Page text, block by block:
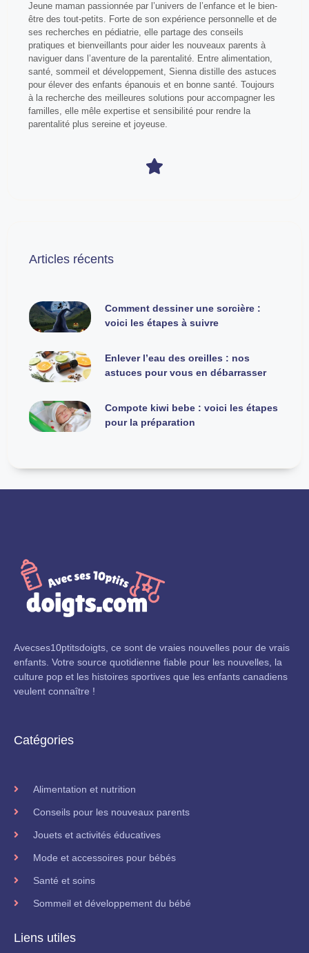
Jeune maman passionnée par l’univers de l’enfance et le bien-
être des tout-petits. Forte de son expérience personnelle et de
ses recherches en pédiatrie, elle partage des conseils
pratiques et bienveillants pour aider les nouveaux parents à
naviguer dans l’aventure de la parentalité. Entre alimentation,
santé, sommeil et développement, Sienna distille des astuces
pour élever des enfants épanouis et en bonne santé. Toujours
à la recherche des meilleures solutions pour accompagner les
familles, elle mêle expertise et sensibilité pour rendre la
parentalité plus sereine et joyeuse.
Articles récents
Comment dessiner une sorcière :
voici les étapes à suivre
Enlever l’eau des oreilles : nos
astuces pour vous en débarrasser
Compote kiwi bebe : voici les étapes
pour la préparation
Avecses10ptitsdoigts, ce sont de vraies nouvelles pour de vrais
enfants. Votre source quotidienne fiable pour les nouvelles, la
culture pop et les histoires sportives que les enfants canadiens
veulent connaître !
Catégories
Alimentation et nutrition
Conseils pour les nouveaux parents
Jouets et activités éducatives
Mode et accessoires pour bébés
Santé et soins
Sommeil et développement du bébé
Liens utiles